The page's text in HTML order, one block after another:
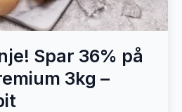
Spar 36% på
3kg –